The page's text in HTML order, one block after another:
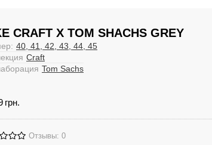
CRAFT X TOM SHACHS GREY
40, 41, 42, 43, 44, 45
Craft
Tom Sachs
грн.
Отзывы: 0